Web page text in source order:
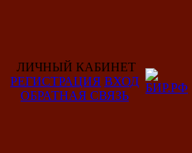
Добро
ЛИЧНЫЙ КАБИНЕТ
РЕГИСТРАЦИЯ ВХОД
ОБРАТНАЯ СВЯЗЬ